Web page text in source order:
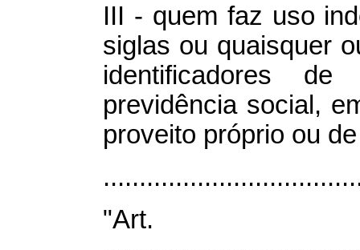
III - quem faz uso
siglas ou quaisquer
identificadores
previdência social,
proveito próprio ou